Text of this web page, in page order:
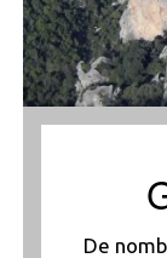
De